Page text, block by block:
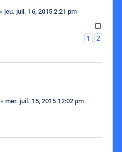
« jeu. juil. 16, 2015 2:21 pm
1
2
« mer. juil. 15, 2015 12:02 pm